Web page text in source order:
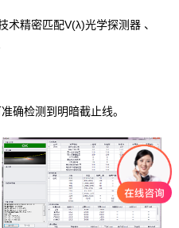
术精密匹配V(λ)光学探测器 、
确检测到明暗截止线。